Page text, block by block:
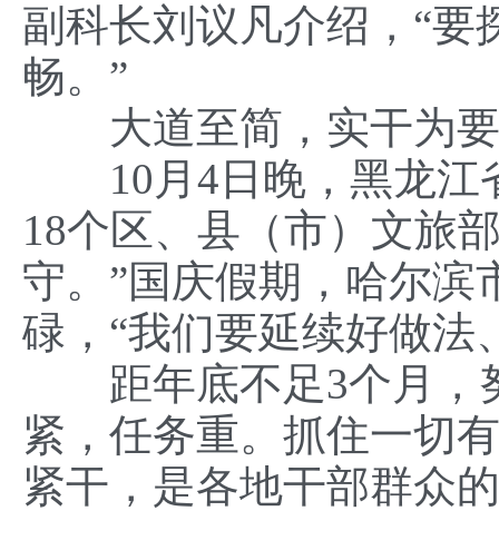
副科长刘议凡介绍，“
畅。”
大道至简，实干为
10月4日晚，黑龙江
18个区、县（市）文旅
守。”国庆假期，哈尔
碌，“我们要延续好做法
距年底不足3个月，
紧，任务重。抓住一切
紧干，是各地干部群众